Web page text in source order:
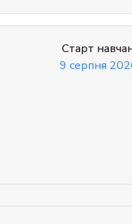
Старт
9 серпня